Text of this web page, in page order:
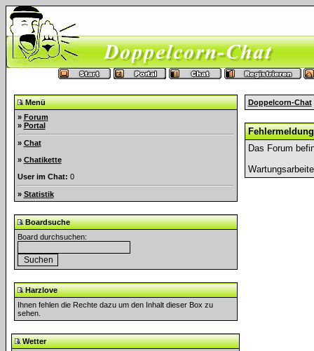
Menü
» Forum
» Portal
» Chat
» Chatikette
User im Chat: 0
» Statistik
Boardsuche
Board durchsuchen:
Harzlove
Ihnen fehlen die Rechte dazu um den Inhalt dieser Box zu
sehen.
Wetter
Doppelcorn-Chat
Fehlermeldung
Das Forum